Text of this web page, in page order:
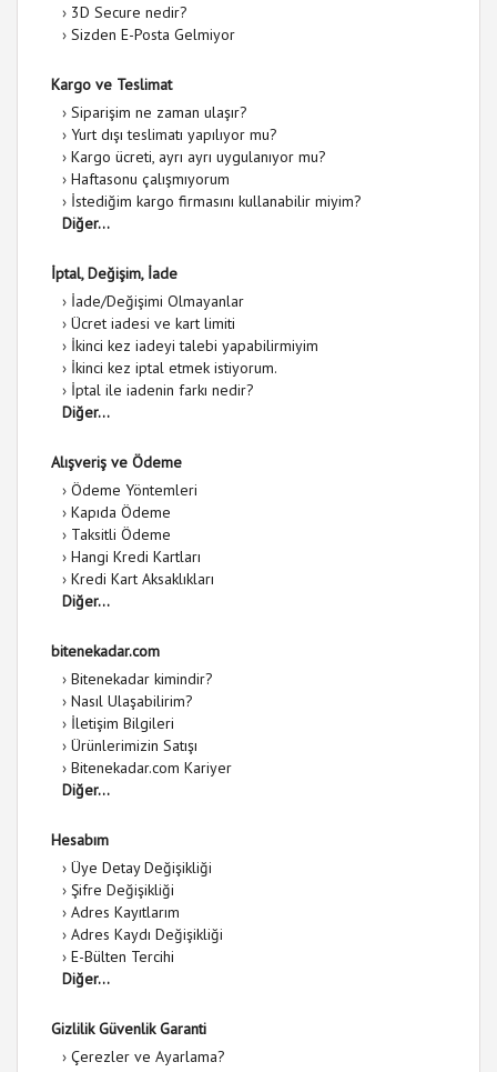
› 3D Secure nedir?
› Sizden E-Posta Gelmiyor
Kargo ve Teslimat
› Siparişim ne zaman ulaşır?
› Yurt dışı teslimatı yapılıyor mu?
› Kargo ücreti, ayrı ayrı uygulanıyor mu?
› Haftasonu çalışmıyorum
› İstediğim kargo firmasını kullanabilir miyim?
Diğer...
İptal, Değişim, İade
› İade/Değişimi Olmayanlar
› Ücret iadesi ve kart limiti
› İkinci kez iadeyi talebi yapabilirmiyim
› İkinci kez iptal etmek istiyorum.
› İptal ile iadenin farkı nedir?
Diğer...
Alışveriş ve Ödeme
› Ödeme Yöntemleri
› Kapıda Ödeme
› Taksitli Ödeme
› Hangi Kredi Kartları
› Kredi Kart Aksaklıkları
Diğer...
bitenekadar.com
› Bitenekadar kimindir?
› Nasıl Ulaşabilirim?
› İletişim Bilgileri
› Ürünlerimizin Satışı
› Bitenekadar.com Kariyer
Diğer...
Hesabım
› Üye Detay Değişikliği
› Şifre Değişikliği
› Adres Kayıtlarım
› Adres Kaydı Değişikliği
› E-Bülten Tercihi
Diğer...
Gizlilik Güvenlik Garanti
› Çerezler ve Ayarlama?